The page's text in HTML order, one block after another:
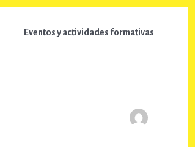
Eventos y actividades formativas